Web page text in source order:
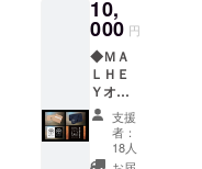
干異な
る場合
がござ
いま
す。
す。 ◆
ＭＡＬ
ＨＥＹ
オリジ
ナルス
テッ
カー
２枚
セット
トート
バッグ
※クラウ
ドファ
ンディ
ング限
定グ
レード
（非売
品） ※
10,
000 円
◆ＭＡ
ＬＨＥ
Ｙオー
ナーか
らのス
ペシャ
ルサン
支援
者：
18人